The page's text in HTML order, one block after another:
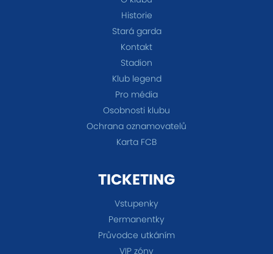
Historie
Stará garda
Kontakt
Stadion
Klub legend
Pro média
Osobnosti klubu
Ochrana oznamovatelů
Karta FCB
TICKETING
Vstupenky
Permanentky
Průvodce utkáním
VIP zóny